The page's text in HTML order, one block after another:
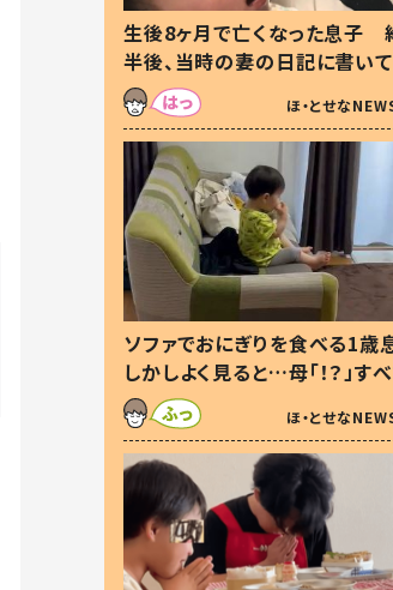
生後8ヶ月で亡くなった息子
半後、当時の妻の日記に書い
た本音とは
ほ・とせな
ソファでおにぎりを食べる1歳
しかしよく見ると…母「！？」す
察した母の投稿に「可愛いから
す！」「現行犯〜」
ほ・とせな